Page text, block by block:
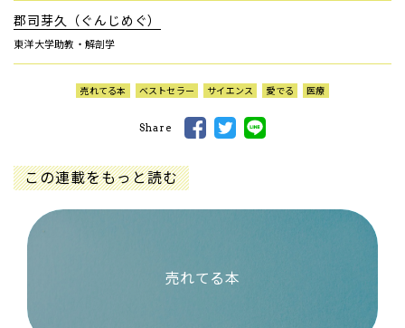
郡司芽久（ぐんじめぐ）
東洋大学助教・解剖学
売れてる本 ベストセラー サイエンス 愛でる 医療
Share
この連載をもっと読む
売れてる本